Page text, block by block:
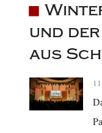
und
aus